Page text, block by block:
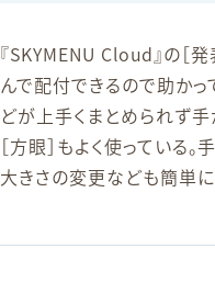
『SKYMENU Cloud』の［
んで配付できるので助かっ
どが上手くまとめられず手
［方眼］もよく使っている
大きさの変更なども簡単